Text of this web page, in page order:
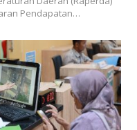
Pendapatan…